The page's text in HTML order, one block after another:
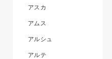
アスカ
アムス
アルシュ
アルテ